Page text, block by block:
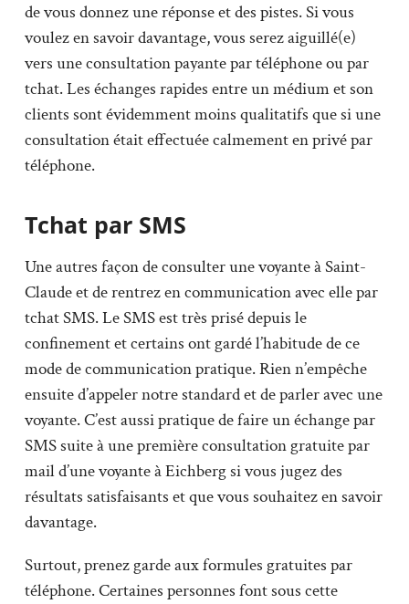
de vous donnez une réponse et des pistes. Si vous
voulez en savoir davantage, vous serez aiguillé(e)
vers une consultation payante par téléphone ou par
tchat. Les échanges rapides entre un médium et son
clients sont évidemment moins qualitatifs que si une
consultation était effectuée calmement en privé par
téléphone.
Tchat par SMS
Une autres façon de consulter une voyante à Saint-
Claude et de rentrez en communication avec elle par
tchat SMS. Le SMS est très prisé depuis le
confinement et certains ont gardé l’habitude de ce
mode de communication pratique. Rien n’empêche
ensuite d’appeler notre standard et de parler avec une
voyante. C’est aussi pratique de faire un échange par
SMS suite à une première consultation gratuite par
mail d’une voyante à Eichberg si vous jugez des
résultats satisfaisants et que vous souhaitez en savoir
davantage.
Surtout, prenez garde aux formules gratuites par
téléphone. Certaines personnes font sous cette